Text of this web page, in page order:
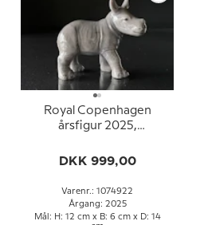
Royal Copenhagen
årsfigur 2025,
DKK 999,00
Varenr.: 1074922
Årgang: 2025
Mål: H: 12 cm x B: 6 cm x D: 14